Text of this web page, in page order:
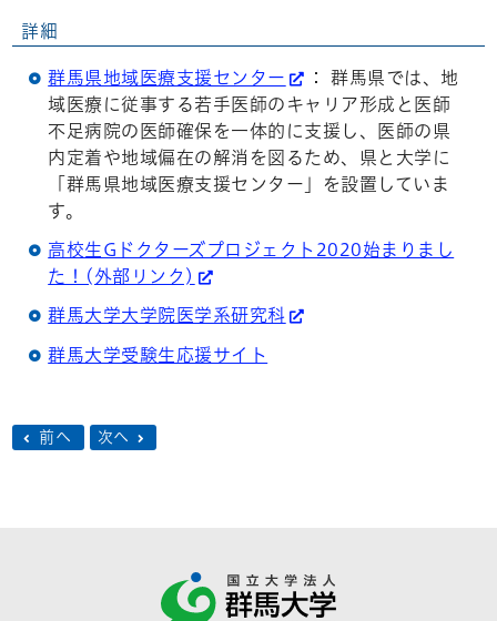
詳細
群馬県地域医療支援センター
： 群馬県では、地
域医療に従事する若手医師のキャリア形成と医師
不足病院の医師確保を一体的に支援し、医師の県
内定着や地域偏在の解消を図るため、県と大学に
「群馬県地域医療支援センター」を設置していま
す。
高校生Gドクターズプロジェクト2020始まりまし
た！(外部リンク)
群馬大学大学院医学系研究科
群馬大学受験生応援サイト
前へ 次へ